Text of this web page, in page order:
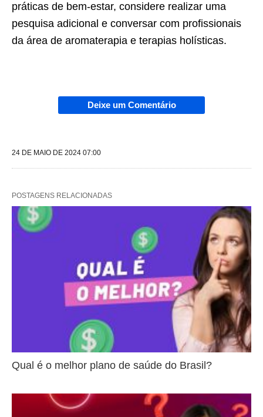
práticas de bem-estar, considere realizar uma
pesquisa adicional e conversar com profissionais
da área de aromaterapia e terapias holísticas.
Deixe um Comentário
24 DE MAIO DE 2024 07:00
POSTAGENS RELACIONADAS
Qual é o melhor plano de saúde do Brasil?